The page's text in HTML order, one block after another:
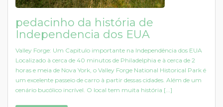
pedacinho da história de
Independencia dos EUA
Valley Forge: Um Capitulo importante na Independência dos EUA
Localizado à cerca de 40 minutos de Philadelphia e à cerca de 2
horas e meia de Nova York, o Valley Forge National Historical Park é
um excelente passeio de carro à partir dessas cidades. Além de um
cenário bucólico incrível. O local tem muita história [...]